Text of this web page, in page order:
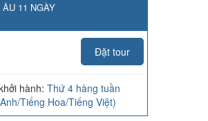
11 NGÀY
Đặt tour
hành: Thứ 4 hàng tuần
Tiếng Hoa/Tiếng Việt)